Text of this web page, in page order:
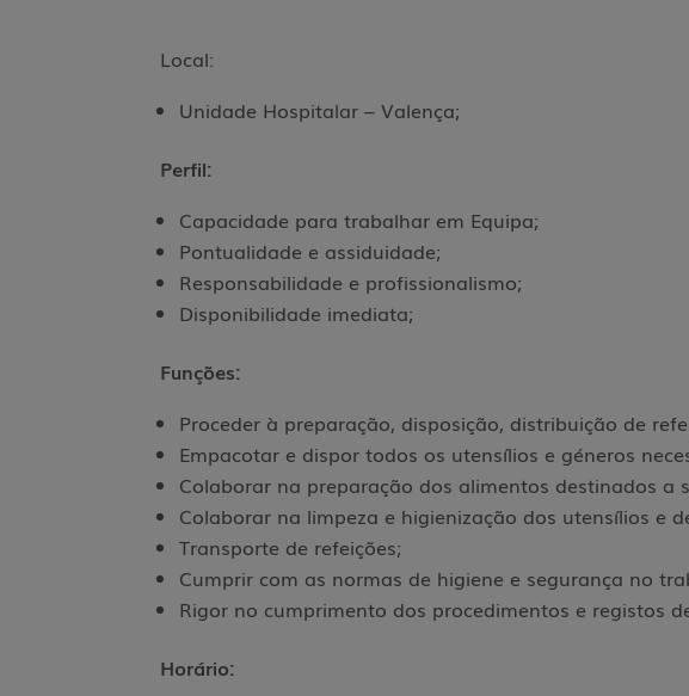
Local:
Unidade Hospitalar – Valença;
Perfil:
Capacidade para trabalhar em Equipa;
Pontualidade e assiduidade;
Responsabilidade e profissionalismo;
Disponibilidade imediata;
Funções:
Proceder à preparação, disposição, distribuição de
Empacotar e dispor todos os utensílios e géneros
Colaborar na preparação dos alimentos destinados a
Colaborar na limpeza e higienização dos utensílios e
Transporte de refeições;
Cumprir com as normas de higiene e segurança no
Rigor no cumprimento dos procedimentos e registos
Horário: